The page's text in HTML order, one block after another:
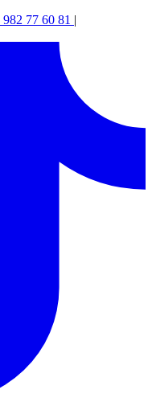
77 60 81 |